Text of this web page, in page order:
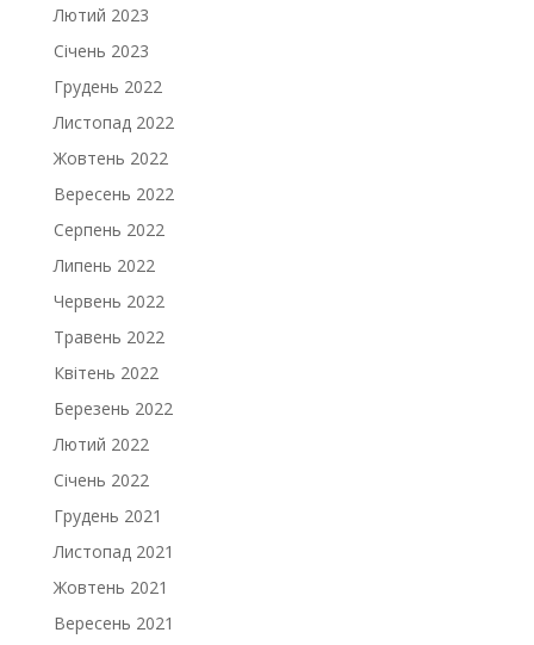
Лютий 2023
Січень 2023
Грудень 2022
Листопад 2022
Жовтень 2022
Вересень 2022
Серпень 2022
Липень 2022
Червень 2022
Травень 2022
Квітень 2022
Березень 2022
Лютий 2022
Січень 2022
Грудень 2021
Листопад 2021
Жовтень 2021
Вересень 2021